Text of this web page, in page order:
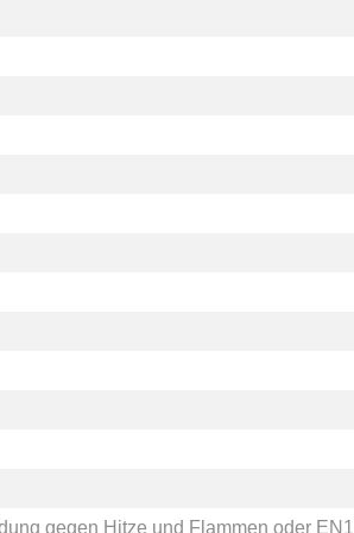
gegen Hitze und Flammen oder